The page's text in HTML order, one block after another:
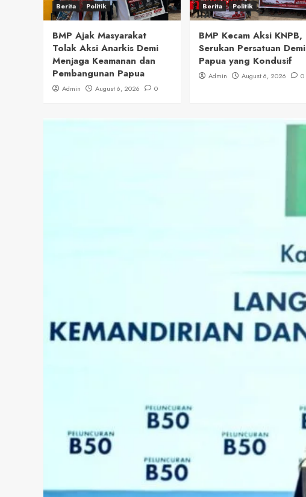
Berita Politik
BMP Ajak Masyarakat
Tolak Aksi Anarkis Demi
Menjaga Keamanan dan
Pembangunan Papua
Admin August 6, 2026 0
Berita Politik
BMP Kecam Aksi KNPB,
Serukan Persatuan Demi
Papua yang Kondusif
Admin August 6, 2026 0